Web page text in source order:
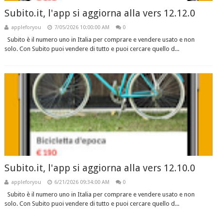
Subito.it, l'app si aggiorna alla vers 12.12.0
appleforyou 7/05/2026 10:00:00 AM 0
Subito è il numero uno in Italia per comprare e vendere usato e non
solo. Con Subito puoi vendere di tutto e puoi cercare quello d...
Subito.it, l'app si aggiorna alla vers 12.10.0
appleforyou 6/21/2026 09:34:00 AM 0
Subito è il numero uno in Italia per comprare e vendere usato e non
solo. Con Subito puoi vendere di tutto e puoi cercare quello d...